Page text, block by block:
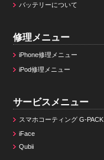
バッテリーについて
修理メニュー
iPhone修理メニュー
iPod修理メニュー
サービスメニュー
スマホコーティング G-PACK
iFace
Qubii